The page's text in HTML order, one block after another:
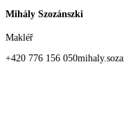
Mihály Szozánszki
Makléř
+420 776 156 050